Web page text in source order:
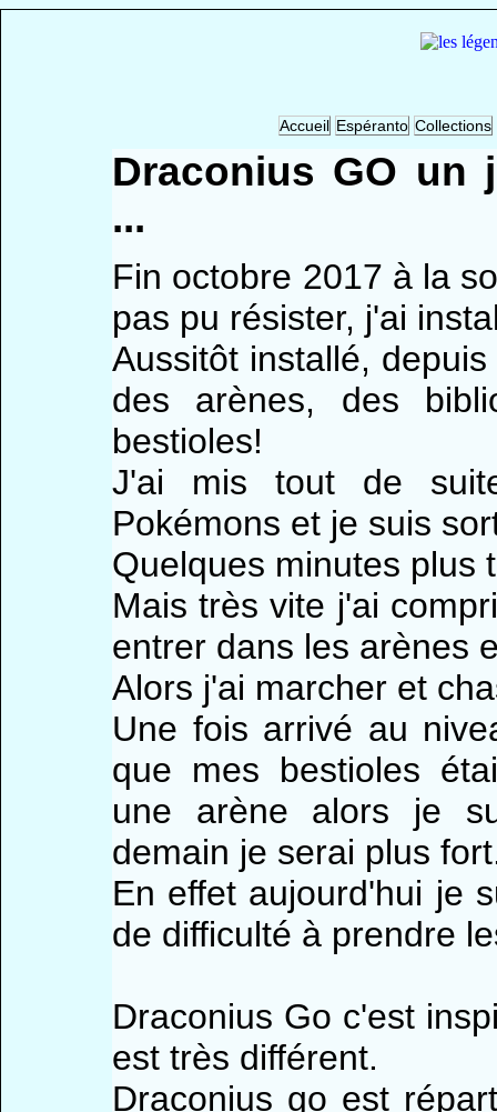
Accueil Espéranto Collections
Draconius GO un
...
Fin octobre 2017 à la
pas pu résister, j'ai
Aussitôt installé,
des arènes, des
bestioles!
J'ai mis tout de
Pokémons et je suis
Quelques minutes plus
Mais très vite j'ai
entrer dans les arènes
Alors j'ai marcher et
Une fois arrivé au
que mes bestioles
une arène alors je
demain je serai plus
En effet aujourd'hui je
de difficulté à prendre
Draconius Go c'est
est très différent.
Draconius go est